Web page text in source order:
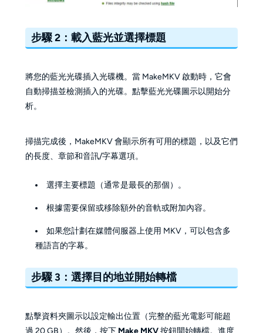
步驟 2：載入藍光並選擇標題
將您的藍光光碟插入光碟機。當 MakeMKV 啟動時，它會
自動掃描並檢測插入的光碟。點擊藍光光碟圖示以開始分
析。
掃描完成後，MakeMKV 會顯示所有可用的標題，以及它們
的長度、章節和音訊/字幕選項。
選擇主要標題（通常是最長的那個）。
根據需要保留或移除額外的音軌或附加內容。
如果您計劃在媒體伺服器上使用 MKV，可以包含多
種語言的字幕。
步驟 3：選擇目的地並開始轉檔
點擊資料夾圖示以設定輸出位置（完整的藍光電影可能超
過 20 GB）。然後，按下 Make MKV按鈕開始轉檔。進度